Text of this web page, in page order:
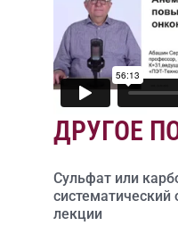
ДРУГОЕ
Сульфат или
систематический
лекции